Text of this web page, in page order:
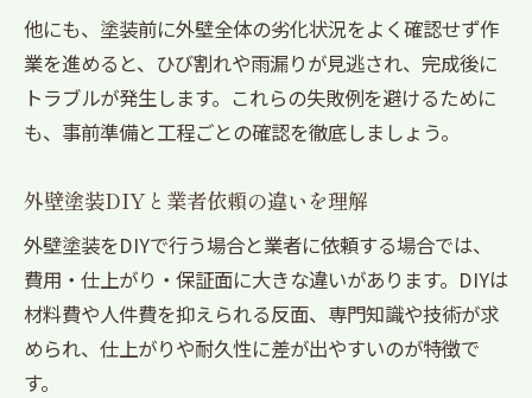
他にも、塗装前に外壁全体の劣化状況をよく確認せず作
業を進めると、ひび割れや雨漏りが見逃され、完成後に
トラブルが発生します。これらの失敗例を避けるために
も、事前準備と工程ごとの確認を徹底しましょう。
外壁塗装DIYと業者依頼の違いを理解
外壁塗装をDIYで行う場合と業者に依頼する場合では、
費用・仕上がり・保証面に大きな違いがあります。DIYは
材料費や人件費を抑えられる反面、専門知識や技術が求
められ、仕上がりや耐久性に差が出やすいのが特徴で
す。